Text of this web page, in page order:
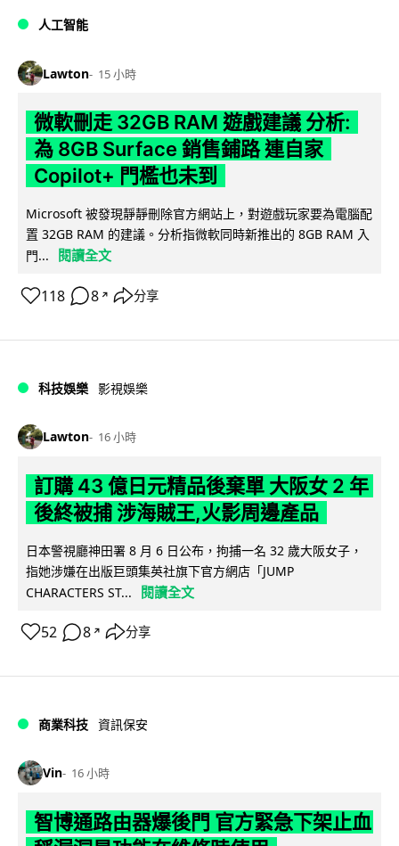
人工智能
Lawton 15 小時
微軟刪走 32GB RAM 遊戲建議 分析:
為 8GB Surface 銷售鋪路 連自家
Copilot+ 門檻也未到
Microsoft 被發現靜靜刪除官方網站上，對遊戲玩家要為電腦配
置 32GB RAM 的建議。分析指微軟同時新推出的 8GB RAM 入
門...
閱讀全文
118 8 ↗ 分享
科技娛樂 影視娛樂
Lawton 16 小時
訂購 43 億日元精品後棄單 大阪女 2 年
後終被捕 涉海賊王,火影周邊產品
日本警視廳神田署 8 月 6 日公布，拘捕一名 32 歲大阪女子，
指她涉嫌在出版巨頭集英社旗下官方網店「JUMP
CHARACTERS ST...
閱讀全文
52 8 ↗ 分享
商業科技 資訊保安
Vin 16 小時
智博通路由器爆後門 官方緊急下架止血